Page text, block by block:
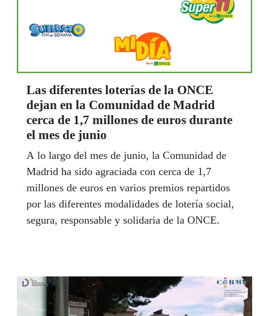
Las diferentes loterías de la ONCE
dejan en la Comunidad de Madrid
cerca de 1,7 millones de euros durante
el mes de junio
A lo largo del mes de junio, la Comunidad de
Madrid ha sido agraciada con cerca de 1,7
millones de euros en varios premios repartidos
por las diferentes modalidades de lotería social,
segura, responsable y solidaria de la ONCE.